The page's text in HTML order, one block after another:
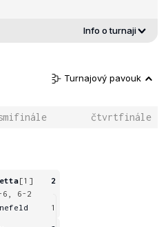
Info o turnaji
Turnajový pavouk
čtvrtfinále
[1]
2
6, 6-2
1